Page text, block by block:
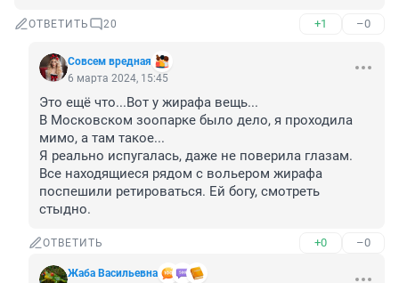
ОТВЕТИТЬ 20 +1 –0
Совсем вредная
6 марта 2024, 15:45
Это ещё что...Вот у жирафа вещь...
В Московском зоопарке было дело, я проходила
мимо, а там такое...
Я реально испугалась, даже не поверила глазам.
Все находящиеся рядом с вольером жирафа
поспешили ретироваться. Ей богу, смотреть
стыдно.
ОТВЕТИТЬ +0 –0
Жаба Васильевна